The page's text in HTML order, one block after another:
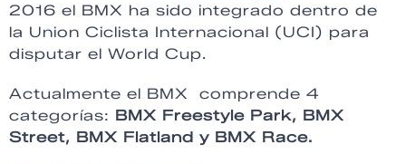
2016 el BMX ha sido integrado dentro de
la Union Ciclista Internacional (UCI) para
disputar el World Cup.
Actualmente el BMX comprende 4
categorías: BMX Freestyle Park, BMX
Street, BMX Flatland y BMX Race.